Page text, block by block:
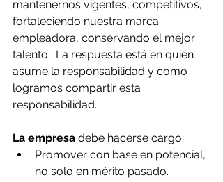
mantenernos vigentes, competitivos,
fortaleciendo nuestra marca
empleadora, conservando el mejor
talento.  La respuesta está en quién
asume la responsabilidad y como
logramos compartir esta
responsabilidad.
La empresa debe hacerse cargo:
Promover con base en potencial,
no solo en mérito pasado.